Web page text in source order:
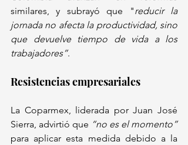
similares, y subrayó que "reducir la
jornada no afecta la productividad, sino
que devuelve tiempo de vida a los
trabajadores”.
Resistencias empresariales
La Coparmex, liderada por Juan José
Sierra, advirtió que “no es el momento”
para aplicar esta medida debido a la